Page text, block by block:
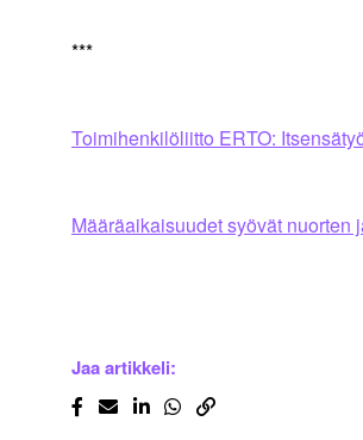
***
Toimihenkilöliitto ERTO:
Määräaikaisuudet syövät nuorten
Jaa artikkeli: